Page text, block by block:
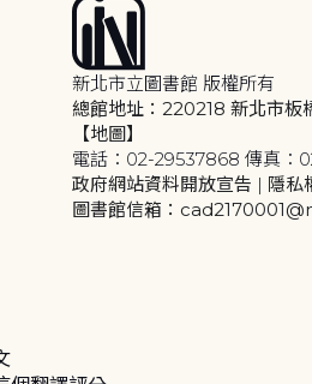
新北市立圖書館 版權所有
總館地址：220218 新北市板
【地圖】
電話：02-29537868 傳真：
政府網站資料開放宣告 | 隱私
圖書館信箱：